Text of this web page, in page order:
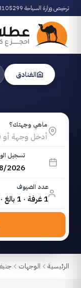
ترخيص وزارة السياحة 73105299
الفنادق
ماهي وجهتك؟
تسجيل
2026
عدد الضيوف
1 غرفة · 1 بالغ · 0 طفل
الرئيسية الوجهات